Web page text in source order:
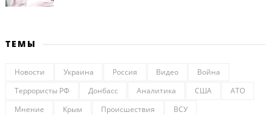
ТЕМЫ
Новости Украина Россия Видео
Война
Террористы РФ
Донбасс Аналитика США
АТО
Мнение
Крым Происшествия ВСУ